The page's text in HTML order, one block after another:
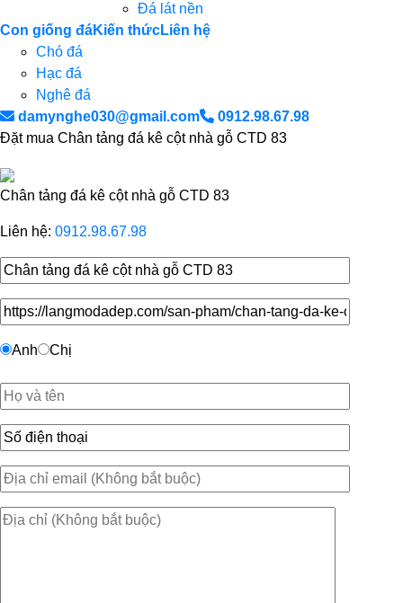
Đá lát nền
Con giống đá
Chó đá
Hạc đá
Nghê đá
Kiến thứcLiên hệ
damynghe030@gmail.com
0912.98.67.98
Đặt mua Chân tảng đá kê cột nhà gỗ CTD 83
Chân tảng đá kê cột nhà gỗ CTD 83
Liên hệ: 0912.98.67.98
Anh Chị